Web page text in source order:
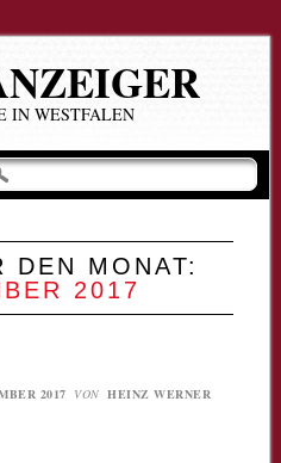
IN WESTFALEN
DEN MONAT:
2017
2017 VON HEINZ WERNER